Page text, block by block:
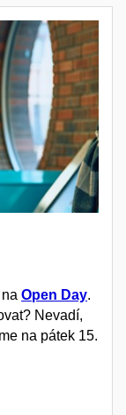
Open Day.
Nevadí,
na pátek 15.